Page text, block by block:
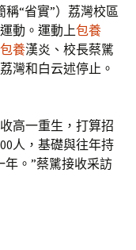
稱“省實”）荔灣校區
動。運動上包養
包養漢炎、校長蔡騭
灣和白云述停止。
高一重生，打算招
人，基礎與往年持
年。”蔡騭接收采訪